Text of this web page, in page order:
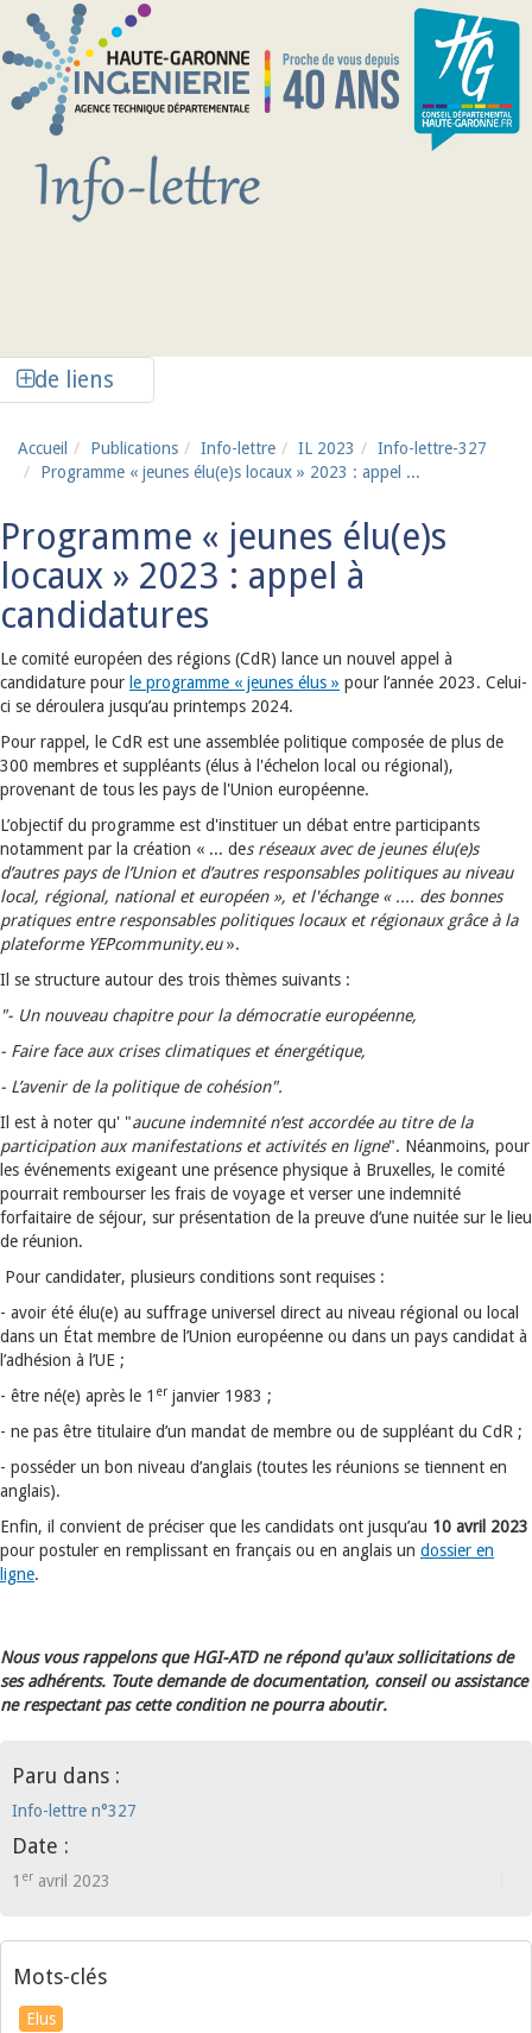
Aller au contenu principal
de liens
Accueil Publications Info-lettre IL 2023
Info-lettre-327
Programme « jeunes élu(e)s locaux » 2023 : appel ...
Programme « jeunes élu(e)s
locaux » 2023 : appel à
candidatures
Le comité européen des régions (CdR) lance un nouvel appel à
candidature pour le programme « jeunes élus » pour l’année 2023. Celui-
ci se déroulera jusqu’au printemps 2024.
Pour rappel, le CdR est une assemblée politique composée de plus de
300 membres et suppléants (élus à l'échelon local ou régional),
provenant de tous les pays de l'Union européenne.
L’objectif du programme est d'instituer un débat entre participants
notamment par la création « ... des réseaux avec de jeunes élu(e)s
d’autres pays de l’Union et d’autres responsables politiques au niveau
local, régional, national et européen », et l'échange « .... des bonnes
pratiques entre responsables politiques locaux et régionaux grâce à la
plateforme YEPcommunity.eu».
Il se structure autour des trois thèmes suivants :
"- Un nouveau chapitre pour la démocratie européenne,
- Faire face aux crises climatiques et énergétique,
- L’avenir de la politique de cohésion".
Il est à noter qu' "aucune indemnité n’est accordée au titre de la
participation aux manifestations et activités en ligne". Néanmoins, pour
les événements exigeant une présence physique à Bruxelles, le comité
pourrait rembourser les frais de voyage et verser une indemnité
forfaitaire de séjour, sur présentation de la preuve d’une nuitée sur le lieu
de réunion.
Pour candidater, plusieurs conditions sont requises :
- avoir été élu(e) au suffrage universel direct au niveau régional ou local
dans un État membre de l’Union européenne ou dans un pays candidat à
l’adhésion à l’UE ;
- être né(e) après le 1 er janvier 1983 ;
- ne pas être titulaire d’un mandat de membre ou de suppléant du CdR ;
- posséder un bon niveau d’anglais (toutes les réunions se tiennent en
anglais).
Enfin, il convient de préciser que les candidats ont jusqu’au 10 avril 2023
pour postuler en remplissant en français ou en anglais un dossier en
ligne.
Nous vous rappelons que HGI-ATD ne répond qu'aux sollicitations de
ses adhérents. Toute demande de documentation, conseil ou assistance
ne respectant pas cette condition ne pourra aboutir.
Paru dans :
Info-lettre n°327
Date :
1 er avril 2023
Mots-clés
Elus